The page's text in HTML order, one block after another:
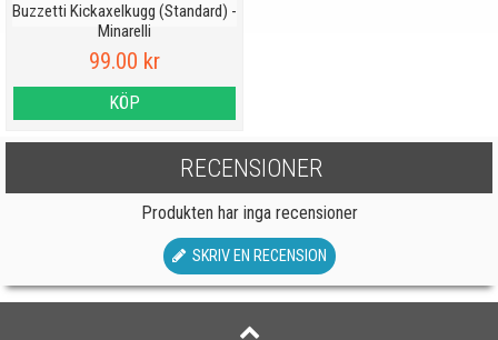
Buzzetti Kickaxelkugg (Standard) -
Minarelli
99.00 kr
KÖP
RECENSIONER
Produkten har inga recensioner
SKRIV EN RECENSION